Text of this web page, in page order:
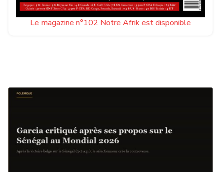
Le magazine n°102 Notre Afrik est disponible